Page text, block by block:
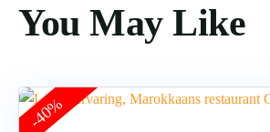
You May Like
-40%